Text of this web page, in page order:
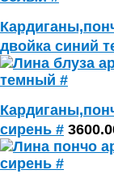
двойка синий
сирень #